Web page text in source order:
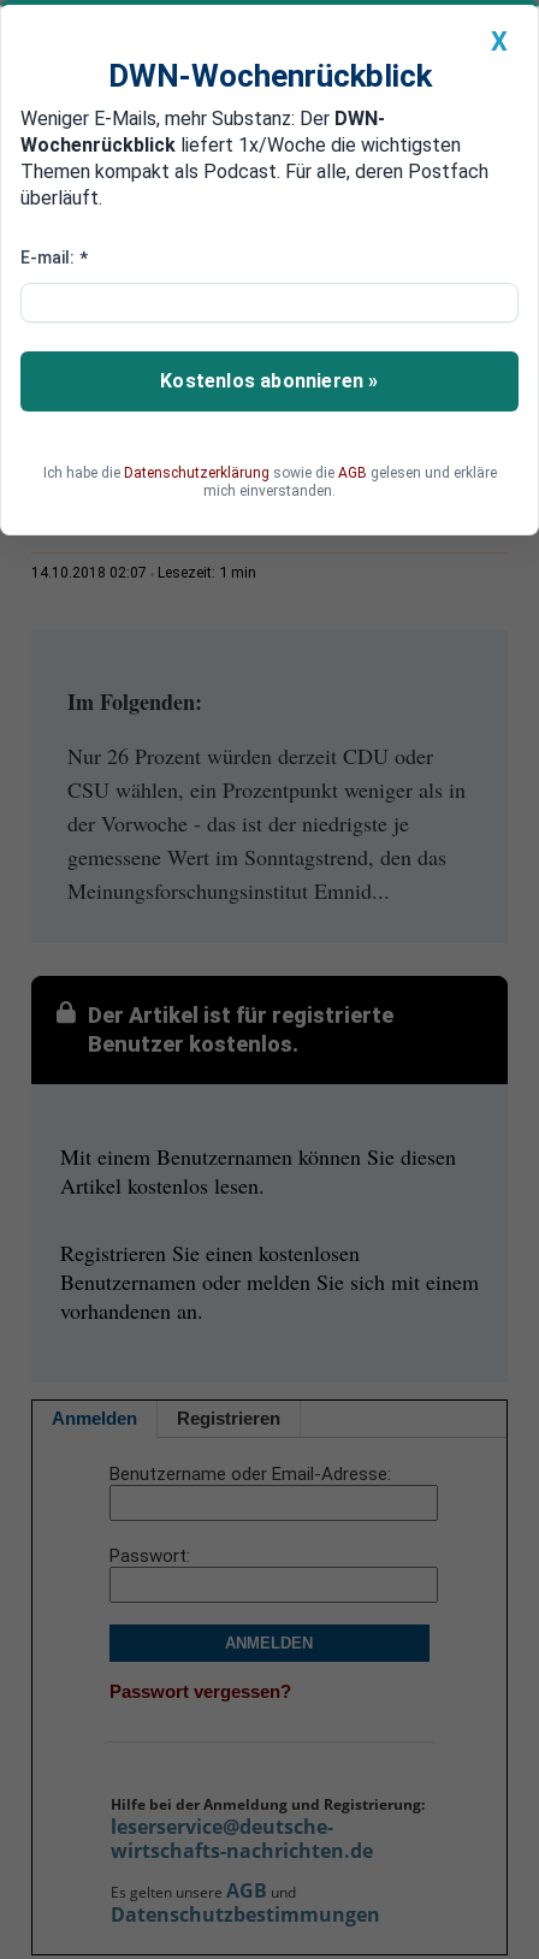
Newsticker MEIN DWN: Geldanlage Premium
Edelmetalle DWN-Magazin China
Nur noch 26 Prozent
Umfrage: Union fällt bundesweit
auf Allzeit-Tief
Die Union ist einer Umfrage zufolge bundesweit
14.10.2018 02:07 Lesezeit: 1 min
Im Folgenden:
Nur 26 Prozent würden derzeit CDU oder
CSU wählen, ein Prozentpunkt weniger als in
der Vorwoche - das ist der niedrigste je
gemessene Wert im Sonntagstrend, den das
Meinungsforschungsinstitut Emnid...
Der Artikel ist für registrierte
Benutzer kostenlos.
Mit einem Benutzernamen können Sie diesen
Artikel kostenlos lesen.
Registrieren Sie einen kostenlosen
Benutzernamen oder melden Sie sich mit einem
vorhandenen an.
Anmelden Registrieren
Benutzername oder Email-Adresse
Passwort
ANMELDEN
Passwort vergessen?
Hilfe bei der Anmeldung und Registrierung:
leserservice@deutsche-
wirtschafts-nachrichten.de
Es gelten unsere AGB und
Datenschutzbestimmungen
X
DWN-Wochenrückblick
Weniger E-Mails, mehr Substanz: Der DWN-
Wochenrückblick liefert 1x/Woche die wichtigsten
Themen kompakt als Podcast. Für alle, deren Postfach
überläuft.
E-mail: *
Kostenlos abonnieren »
Ich habe die Datenschutzerklärung sowie die AGB gelesen und erkläre
mich einverstanden.